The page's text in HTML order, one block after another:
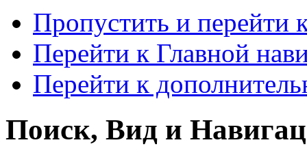
Пропустить и перейти
Перейти к Главной
Перейти к
Поиск, Вид и